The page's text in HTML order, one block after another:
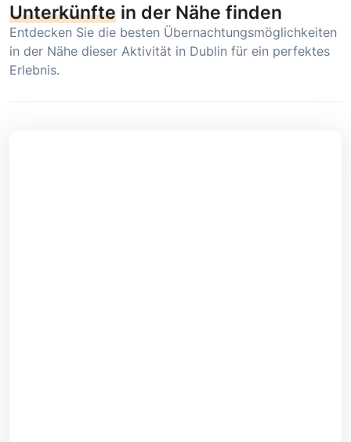
Unterkünfte in der Nähe finden
Entdecken Sie die besten Übernachtungsmöglichkeiten
in der Nähe dieser Aktivität in Dublin für ein perfektes
Erlebnis.